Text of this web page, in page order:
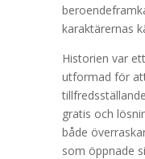
karaktärernas
Historien var
utformad för
gratis och
både
som öppnade